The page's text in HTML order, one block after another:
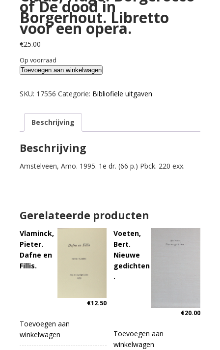
of De dood in
Borgerhout. Libretto
voor een opera.
€25.00
Op voorraad
Claus,
Borgerocco
De
dood
in
Borgerhout.
voor
Toevoegen aan winkelwagen
SKU: 17556 Categorie: Bibliofiele uitgaven
Beschrijving
Beschrijving
Amstelveen, Amo. 1995. 1e dr. (66 p.) Pbck. 220 exx.
Gerelateerde producten
Vlaminck,
Pieter.
Dafne en
Fillis.
€12.50
Toevoegen aan
winkelwagen
Voeten,
Bert.
Nieuwe
gedichten
.
€20.00
Toevoegen aan
winkelwagen